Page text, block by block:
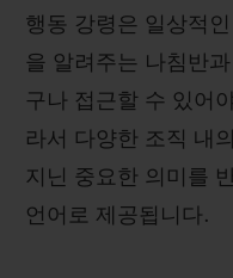
행동 강령은 일상적
을 알려주는 나침반
구나 접근할 수 있어
라서 다양한 조직 내
지닌 중요한 의미를
언어로 제공됩니다.